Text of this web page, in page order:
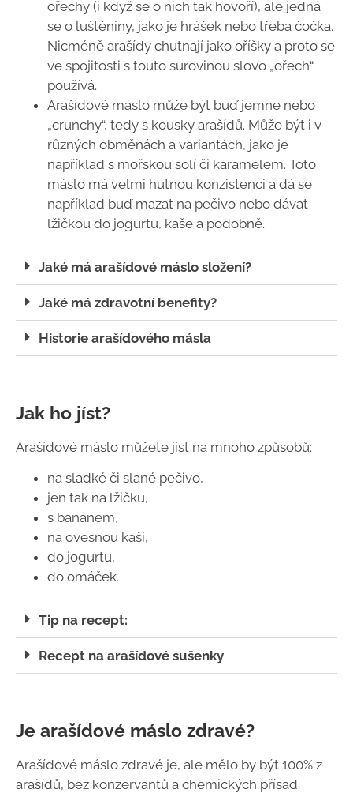
ořechy (i když se o nich tak hovoří), ale jedná
se o luštěniny, jako je hrášek nebo třeba čočka.
Nicméně arašídy chutnají jako oříšky a proto se
ve spojitosti s touto surovinou slovo „ořech“
používá.
Arašídové máslo může být buď jemné nebo
„crunchy“, tedy s kousky arašídů. Může být i v
různých obměnách a variantách, jako je
například s mořskou solí či karamelem. Toto
máslo má velmi hutnou konzistenci a dá se
například buď mazat na pečivo nebo dávat
lžičkou do jogurtu, kaše a podobně.
Jaké má arašídové máslo složení?
Jaké má zdravotní benefity?
Historie arašídového másla
Jak ho jíst?
Arašídové máslo můžete jíst na mnoho způsobů:
na sladké či slané pečivo,
jen tak na lžičku,
s banánem,
na ovesnou kaši,
do jogurtu,
do omáček.
Tip na recept:
Recept na arašídové sušenky
Je arašídové máslo zdravé?
Arašídové máslo zdravé je, ale mělo by být 100% z
arašídů, bez konzervantů a chemických přísad.